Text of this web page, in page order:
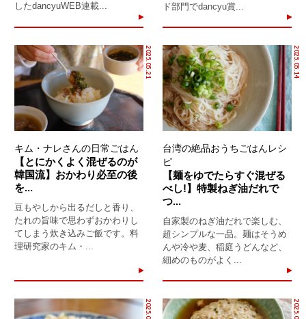
したdancyuWEB連載...
ド部門でdancyu賞...
2025.05.21
キム・ナレさんの日常ごはん
【とにかくよく混ぜるのが
韓国流】おかわり必至の後
を...
豆もやしから出るだしと香り、
たれの旨味で思わずおかわりし
てしまう炊き込みご飯です。料
理研究家のキム・...
2025.05.14
台湾の絶品おうちごはんレシ
ピ
【麺をゆでたらすぐ混ぜる
べし!】特製ねぎ油だれで
つ...
自家製のねぎ油だれで楽しむ、
超シンプルな一品。麺はそうめ
んや冷や麦、稲庭うどんなど、
細めのものがよく...